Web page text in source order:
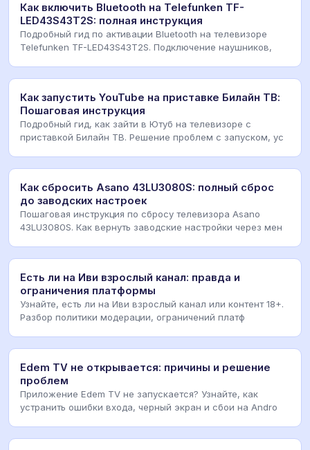
Как включить Bluetooth на Telefunken TF-
LED43S43T2S: полная инструкция
Подробный гид по активации Bluetooth на телевизоре
Telefunken TF-LED43S43T2S. Подключение наушников,
Как запустить YouTube на приставке Билайн ТВ:
Пошаговая инструкция
Подробный гид, как зайти в Ютуб на телевизоре с
приставкой Билайн ТВ. Решение проблем с запуском, ус
Как сбросить Asano 43LU3080S: полный сброс
до заводских настроек
Пошаговая инструкция по сбросу телевизора Asano
43LU3080S. Как вернуть заводские настройки через мен
Есть ли на Иви взрослый канал: правда и
ограничения платформы
Узнайте, есть ли на Иви взрослый канал или контент 18+.
Разбор политики модерации, ограничений платф
Edem TV не открывается: причины и решение
проблем
Приложение Edem TV не запускается? Узнайте, как
устранить ошибки входа, черный экран и сбои на Andro